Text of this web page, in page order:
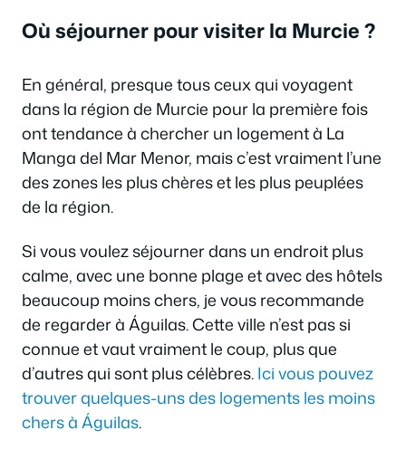
Où séjourner pour visiter la Murcie ?
En général, presque tous ceux qui voyagent
dans la région de Murcie pour la première fois
ont tendance à chercher un logement à La
Manga del Mar Menor, mais c’est vraiment l’une
des zones les plus chères et les plus peuplées
de la région.
Si vous voulez séjourner dans un endroit plus
calme, avec une bonne plage et avec des hôtels
beaucoup moins chers, je vous recommande
de regarder à Águilas. Cette ville n’est pas si
connue et vaut vraiment le coup, plus que
d’autres qui sont plus célèbres.Ici vous pouvez
trouver quelques-uns des logements les moins
chers à Águilas.